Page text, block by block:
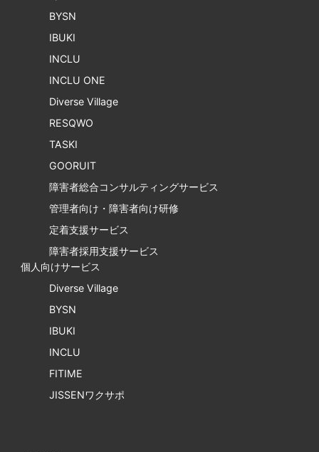
BYSN
IBUKI
INCLU
INCLU ONE
Diverse Village
RESQWO
TASKI
GOORUIT
障害者総合コンサルティングサービス
管理者向け・障害者向け研修
定着支援サービス
障害者採用支援サービス
個人向けサービス
Diverse Village
BYSN
IBUKI
INCLU
FITIME
JISSENワクサポ